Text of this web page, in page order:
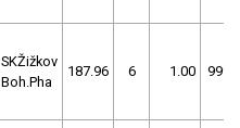
SKŽižkov
Boh.Pha
187.96 6 1.00 999